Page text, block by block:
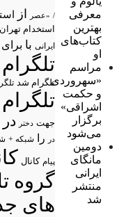
معرفی
بهترین
کتاب‌های
او
مراسم
«سهروردی
و حکمت
اشراقی»
برگزار
می‌شود
دومین
مانگای
ایرانی
منتشر
شد
/ «عصر از
استخدام تهران
ایرانی با برای
تلگرام شد
جهت دختر در
در
را شبکه +
پیام کانال
گروه
های